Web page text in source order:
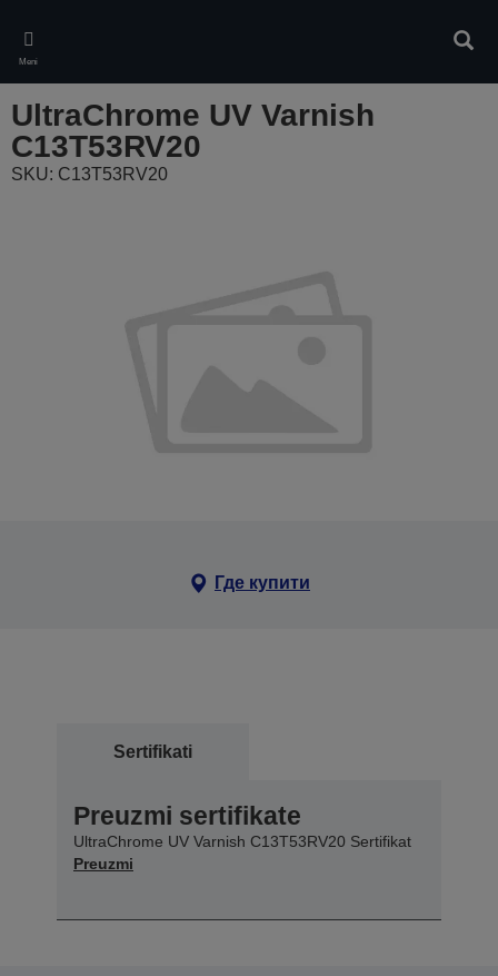
main
content
Meni
UltraChrome UV Varnish
C13T53RV20
SKU: C13T53RV20
Где купити
Sertifikati
Preuzmi sertifikate
UltraChrome UV Varnish C13T53RV20 Sertifikat
Preuzmi